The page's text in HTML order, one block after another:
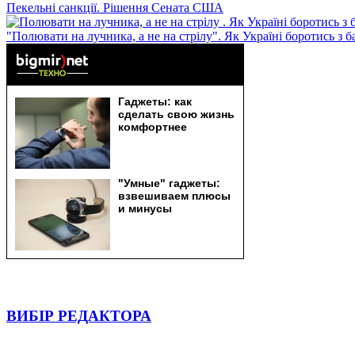
Пекельні санкції. Рішення Сената США
"Полювати на лучника, а не на стрілу". Як Україні боротись з
ВИБІР РЕДАКТОРА